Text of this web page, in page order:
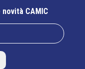
CAMIC